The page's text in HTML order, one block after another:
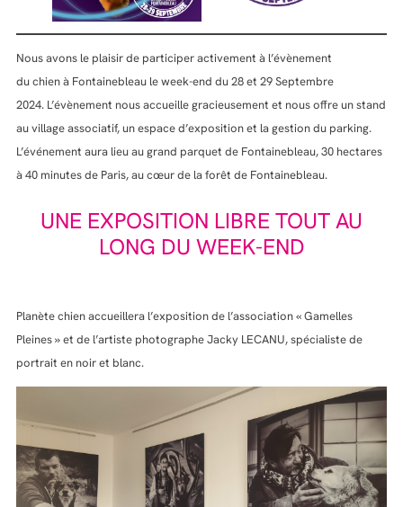
Nous avons le plaisir de participer activement à l’évènement
du chien à Fontainebleau le week-end du 28 et 29 Septembre
2024. L’évènement nous accueille gracieusement et nous offre un stand
au village associatif, un espace d’exposition et la gestion du parking.
L’événement aura lieu au grand parquet de Fontainebleau, 30 hectares
à 40 minutes de Paris, au cœur de la forêt de Fontainebleau.
UNE EXPOSITION LIBRE TOUT AU
LONG DU WEEK-END
Planète chien accueillera l’exposition de l’association « Gamelles
Pleines » et de l’artiste photographe Jacky LECANU, spécialiste de
portrait en noir et blanc.